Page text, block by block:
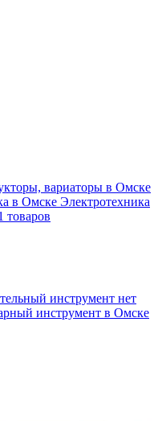
Электротехника
товаров
инструмент нет